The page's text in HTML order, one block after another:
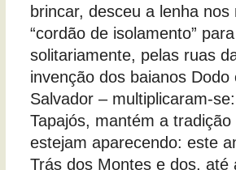
brincar, desceu a lenha
“cordão de isolamento”
solitariamente, pelas ruas
invenção dos baianos
Salvador – multiplicaram-
Tapajós, mantém a
estejam aparecendo: este
Trás dos Montes e dos,